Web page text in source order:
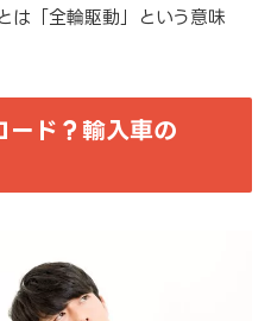
は「全輪駆動」という意味
ード？輸入車の